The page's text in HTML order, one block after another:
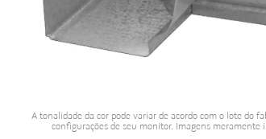
A tonalidade da cor pode variar de acordo com o lote do
configurações de seu monitor. Imagens meramente